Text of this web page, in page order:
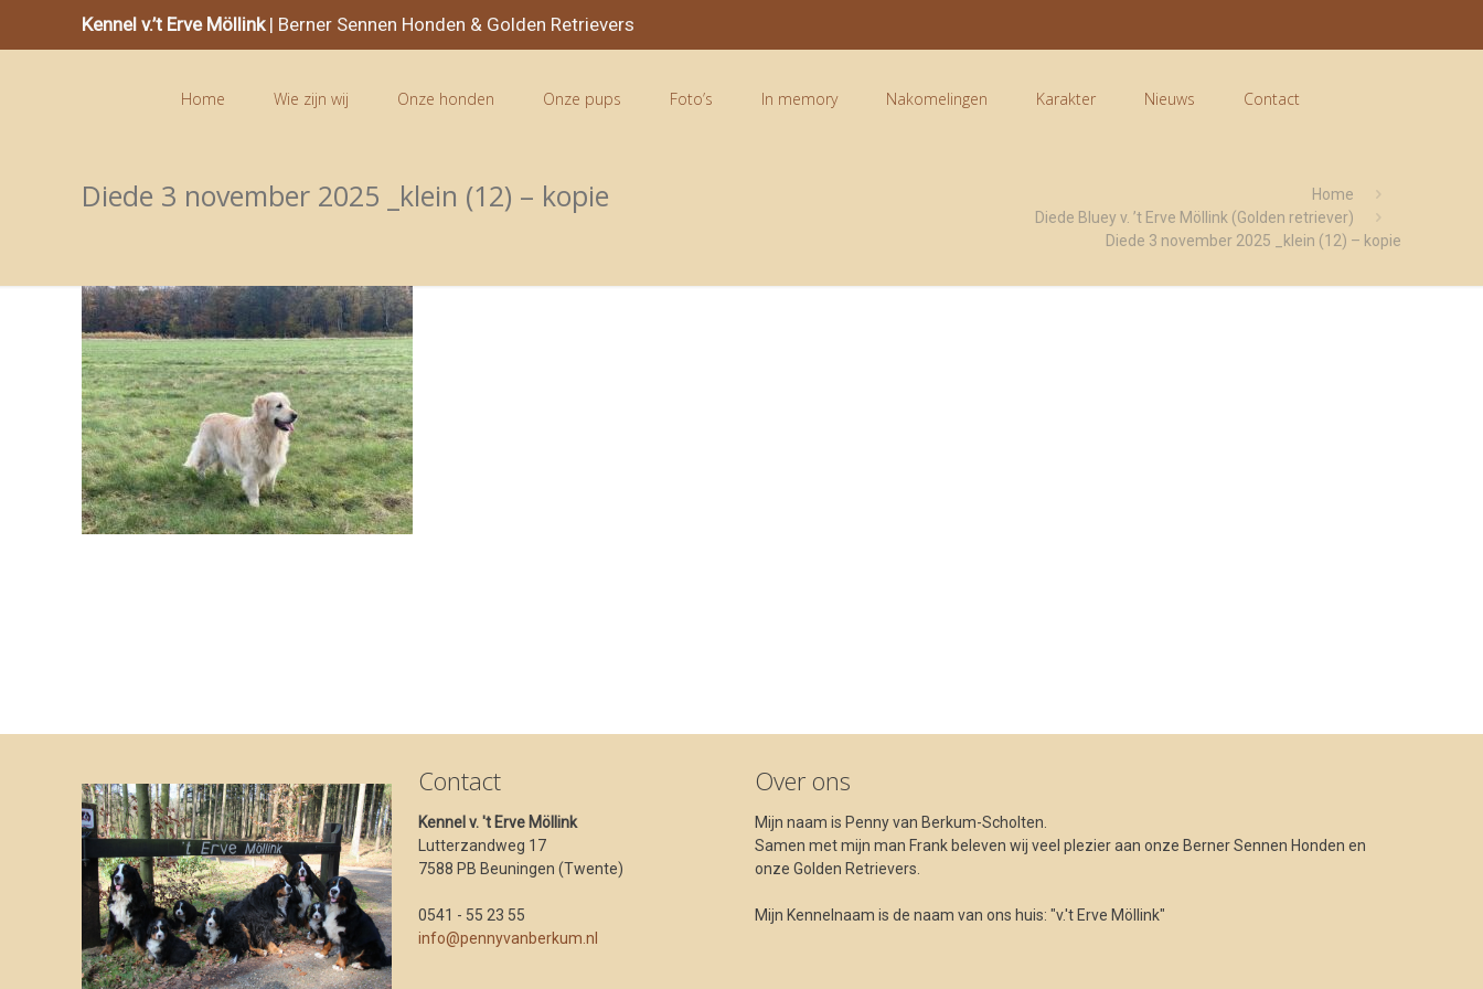
Kennel v.’t Erve Möllink| Berner Sennen Honden & Golden Retrievers
Home Wie zijn wij Onze honden Onze pups Foto’s In memory Nakomelingen Karakter Nieuws Contact
Diede 3 november 2025 _klein (12) – kopie
Home
Diede Bluey v. ’t Erve Möllink (Golden retriever)
Diede 3 november 2025 _klein (12) – kopie
Contact
Kennel v. 't Erve Möllink
Lutterzandweg 17
7588 PB Beuningen (Twente)
0541 - 55 23 55
info@pennyvanberkum.nl
Over ons
Mijn naam is Penny van Berkum-Scholten.
Samen met mijn man Frank beleven wij veel plezier aan onze Berner Sennen Honden en
onze Golden Retrievers.
Mijn Kennelnaam is de naam van ons huis: "v.'t Erve Möllink"